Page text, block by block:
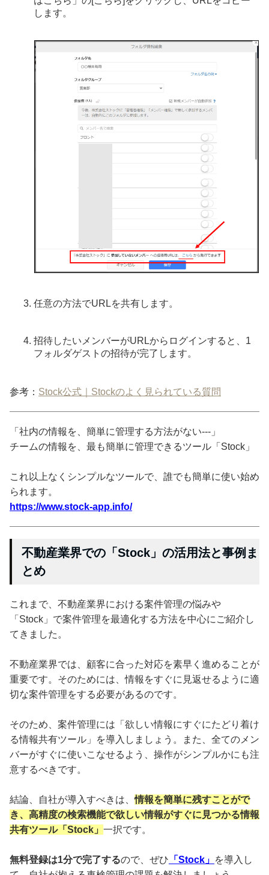
します。
任意の方法でURLを共有します。
招待したいメンバーがURLからログインすると、1
フォルダゲストの招待が完了します。
参考： Stock公式｜Stockのよく見られている質問
「社内の情報を、簡単に管理する方法がない---」
チームの情報を、最も簡単に管理できるツール「Stock」
これ以上なくシンプルなツールで、誰でも簡単に使い始め
られます。
https://www.stock-app.info/
不動産業界での「Stock」の活用法と事例ま
とめ
これまで、不動産業界における案件管理の悩みや
「Stock」で案件管理を最適化する方法を中心にご紹介し
てきました。
不動産業界では、顧客に合った対応を素早く進めることが
重要です。そのためには、情報をすぐに見返せるように適
切な案件管理をする必要があるのです。
そのため、案件管理には「欲しい情報にすぐにたどり着け
る情報共有ツール」を導入しましょう。また、全てのメン
バーがすぐに使いこなせるよう、操作がシンプルかにも注
意するべきです。
結論、自社が導入すべきは、情報を簡単に残すことがで
き、高精度の検索機能で欲しい情報がすぐに見つかる情報
共有ツール「Stock」 一択です。
無料登録は1分で完了するので、ぜひ 「Stock」 を導入し